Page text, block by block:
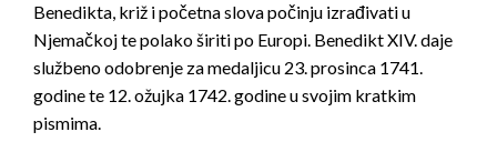
Benedikta, križ i početna slova počinju izrađivati u
Njemačkoj te polako širiti po Europi. Benedikt XIV. daje
službeno odobrenje za medaljicu 23. prosinca 1741.
godine te 12. ožujka 1742. godine u svojim kratkim
pismima.